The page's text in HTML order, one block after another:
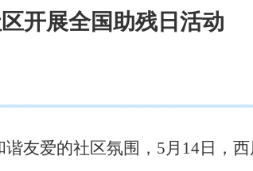
开展全国助残日活动
友爱的社区氛围，5月14日，西